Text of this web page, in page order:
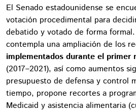
El Senado estadounidense se
votación procedimental para
debatido y votado de forma
contempla una ampliación de los
implementados durante el primer
(2017–2021), así como aumentos
presupuesto de defensa y control
tiempo, propone recortes a
Medicaid y asistencia alimentaria